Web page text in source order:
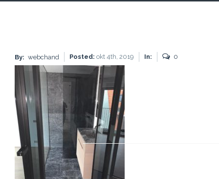
By: webchand Posted: okt 4th, 2019 In: 0